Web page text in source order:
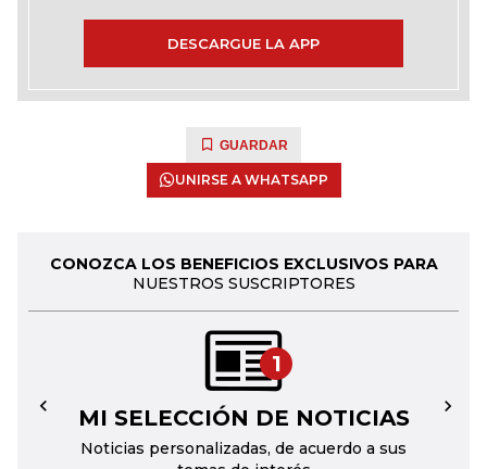
DESCARGUE LA APP
GUARDAR
UNIRSE A WHATSAPP
CONOZCA LOS BENEFICIOS EXCLUSIVOS PARA
NUESTROS SUSCRIPTORES
1
MI SELECCIÓN DE NOTICIAS
Noticias personalizadas, de acuerdo a sus
← →